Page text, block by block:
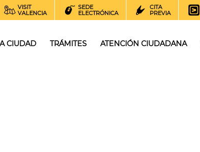
VISIT
VALENCIA
SEDE
ELECTRÓNICA
CITA
PREVIA
CIUDAD TRÁMITES ATENCIÓN CIUDADANA